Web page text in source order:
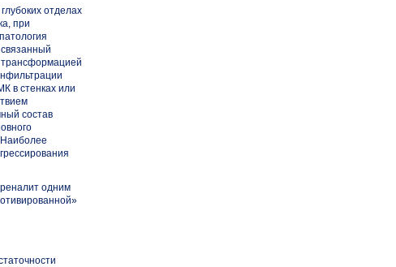
отделах
при
трансформацией
в стенках или
состав
одним